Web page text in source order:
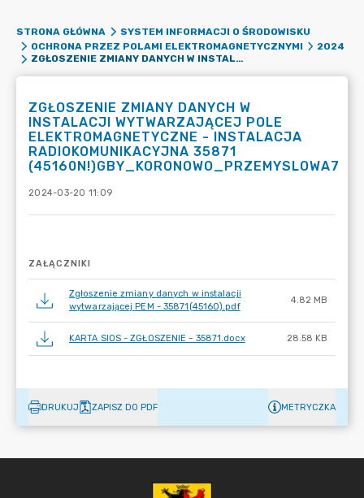
STRONA GŁÓWNA
SYSTEM INFORMACJI O ŚRODOWISKU
OCHRONA PRZEZ POLAMI ELEKTROMAGNETYCZNYMI
2024
ZGŁOSZENIE ZMIANY DANYCH W INSTALACJI WYTWARZAJĄCEJ POLE ELEKTROMAGNETYCZNE - INSTALACJA RADIOKOMUNIKACYJNA 35871 (45160N!)GBY_KORONOWO_PRZEMYSLOWA7
ZGŁOSZENIE ZMIANY DANYCH W
INSTALACJI WYTWARZAJĄCEJ POLE
ELEKTROMAGNETYCZNE - INSTALACJA
RADIOKOMUNIKACYJNA 35871
(45160N!)GBY_KORONOWO_PRZEMYSLOWA7
2024-03-20 11:09
ZAŁĄCZNIKI
Zgłoszenie zmiany danych w instalacji
wytwarzającej PEM - 35871(45160).pdf
4.82 MB
KARTA SIOS - ZGŁOSZENIE - 35871.docx 28.58 KB
DRUKUJ ZAPISZ DO PDF METRYCZKA